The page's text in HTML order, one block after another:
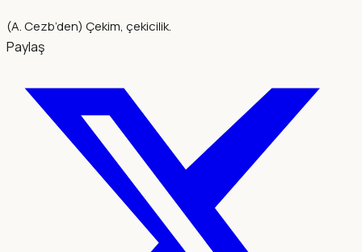
(A. Cezb’den) Çekim, çekicilik.
Paylaş